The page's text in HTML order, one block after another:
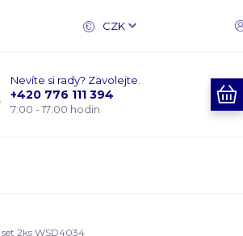
CZK
Nevíte si rady? Zavolejte.
+420 776 111 394
7:00 - 17:00 hodin
2ks WSD4034